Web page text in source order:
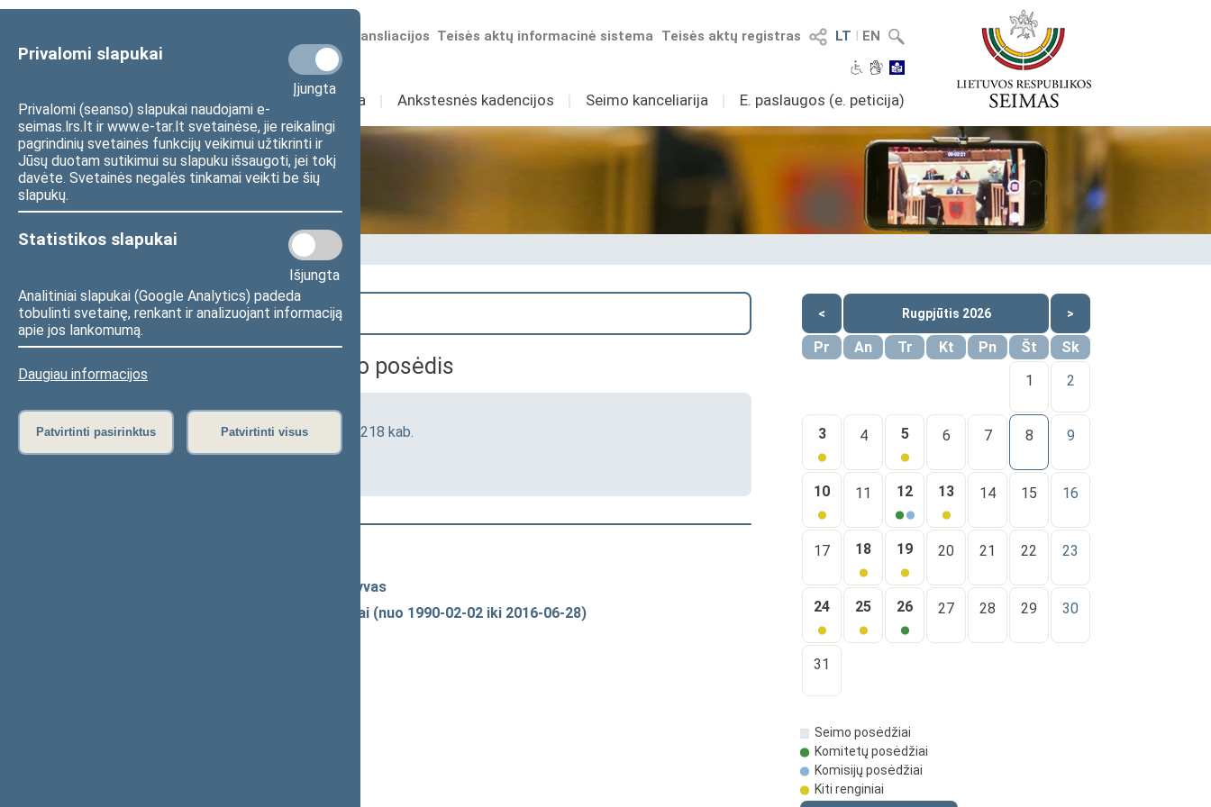
Privalomi slapukai
Įjungta
Privalomi (seanso) slapukai naudojami e-
seimas.lrs.lt ir www.e-tar.lt svetainėse, jie reikalingi
pagrindinių svetainės funkcijų veikimui užtikrinti ir
Jūsų duotam sutikimui su slapuku išsaugoti, jei tokį
davėte. Svetainės negalės tinkamai veikti be šių
slapukų.
Statistikos slapukai
Išjungta
Analitiniai slapukai (Google Analytics) padeda
tobulinti svetainę, renkant ir analizuojant informaciją
apie jos lankomumą.
Daugiau informacijos
Patvirtinti pasirinktus Patvirtinti visus
LT I EN
Teisės aktų registras
Teisės aktų informacinė sistema
Numatomos transliacijos
Sudėtis Veikla I Ankstesnės kadencijos I Seimo kanceliarija I E. paslaugos (e. peticija)
Seime vyksta
Pradžia>Seime vyksta
< Rugpjūtis 2026 >
Pr An Tr Kt Pn Št
Sk
1
2
3 4 5 6 7 8 9
10 11 12 13 14 15 16
17 18 19 20 21 22 23
24 25 26 27 28 29 30
31
Seimo posėdžiai
Komitetų posėdžiai
Komisijų posėdžiai
Kiti renginiai
Paieška
Europos reikalų komiteto posėdis
Europos reikalų komiteto posėdis
2025-05-14 16:00
Seimo I rūmai, 218 kab.
Darbotvarkė
Seimo vaizdo ir garso įrašų archyvas
Spaudos konferencijų garso įrašai (nuo 1990-02-02 iki 2016-06-28)